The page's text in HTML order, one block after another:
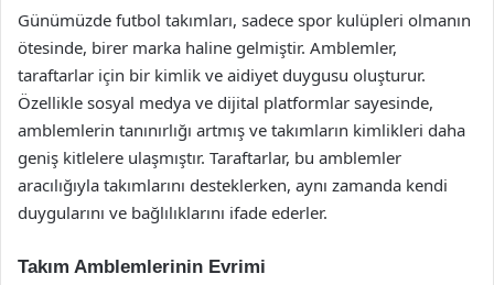
Günümüzde futbol takımları, sadece spor kulüpleri olmanın
ötesinde, birer marka haline gelmiştir. Amblemler,
taraftarlar için bir kimlik ve aidiyet duygusu oluşturur.
Özellikle sosyal medya ve dijital platformlar sayesinde,
amblemlerin tanınırlığı artmış ve takımların kimlikleri daha
geniş kitlelere ulaşmıştır. Taraftarlar, bu amblemler
aracılığıyla takımlarını desteklerken, aynı zamanda kendi
duygularını ve bağlılıklarını ifade ederler.
Takım Amblemlerinin Evrimi